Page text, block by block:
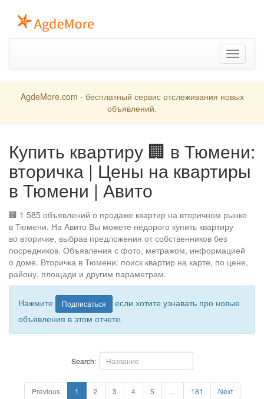
Toggle
navigation
AgdeMore.com - бесплатный сервис отслеживания новых
объявлений.
Купить квартиру 🏢 в Тюмени:
вторичка | Цены на квартиры
в Тюмени | Авито
🏢 1 585 объявлений о продаже квартир на вторичном рынке
в Тюмени. На Авито Вы можете недорого купить квартиру
во вторичке, выбрав предложения от собственников без
посредников. Объявления с фото, метражом, информацией
о доме. Вторичка в Тюмени: поиск квартир на карте, по цене,
району, площади и другим параметрам.
Нажмите Подписаться
если хотите узнавать про новые
объявления в этом отчете.
Search:
Previous 1 2 3 4 5 181 Next